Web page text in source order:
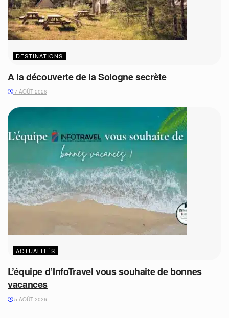
DESTINATIONS
A la découverte de la Sologne secrète
7 AOÛT 2026
ACTUALITÉS
L’équipe d’InfoTravel vous souhaite de bonnes
vacances
5 AOÛT 2026